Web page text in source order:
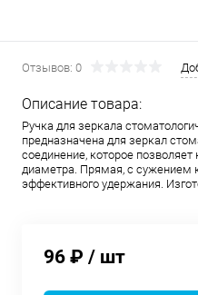
Отзывов: 0
Описание товара:
Ручка для зеркала
предназначена для зеркал
соединение, которое
диаметра. Прямая, с сужением
эффективного удержания.
96 ₽ / шт